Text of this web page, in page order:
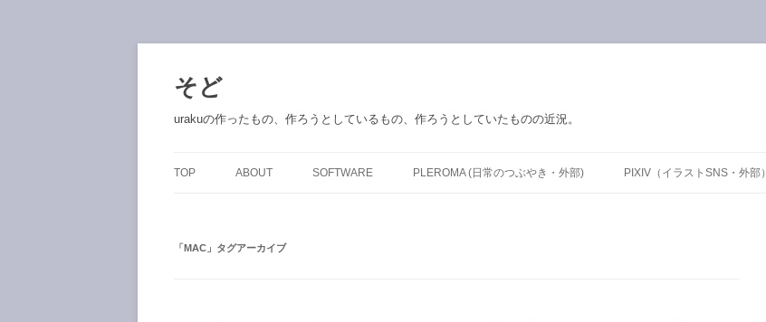
ン
ツ
ス
そど
urakuの作ったもの、作ろうとしているもの、作ろうとしていたものの近況。
TOP ABOUT SOFTWARE PLEROMA (日常のつぶやき・外部) PIXIV（イラストSNS・外部）
「MAC 」タグアーカイブ